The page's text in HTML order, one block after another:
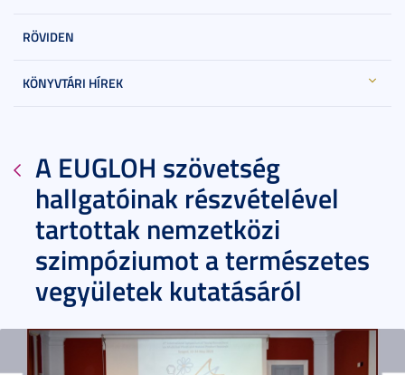
RÖVIDEN
KÖNYVTÁRI HÍREK
A EUGLOH szövetség
hallgatóinak részvételével
tartottak nemzetközi
szimpóziumot a természetes
vegyületek kutatásáról